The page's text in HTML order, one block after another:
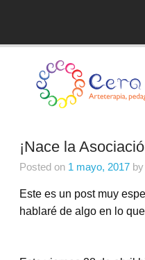
¡Nace la
Posted on 1 mayo, 2017 by
Este es un post muy
hablaré de algo en lo